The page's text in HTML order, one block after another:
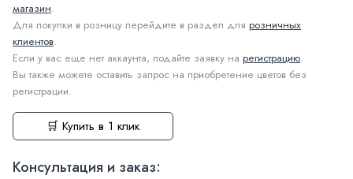
магазин.
Для покупки в розницу перейдите в раздел для розничных
клиентов.
Если у вас еще нет аккаунта, подайте заявку на регистрацию.
Вы также можете оставить запрос на приобретение цветов без
регистрации.
🛒 Купить в 1 клик
Консультация и заказ: